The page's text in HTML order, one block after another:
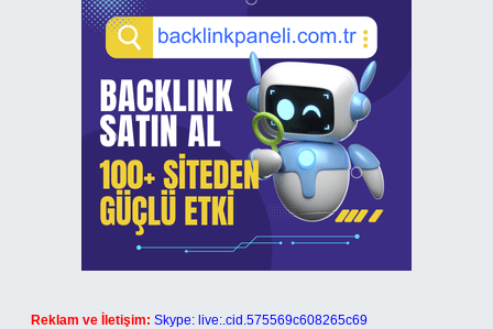
Reklam ve İletişim: Skype: live:.cid.575569c608265c69